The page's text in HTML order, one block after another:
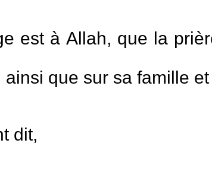
est à Allah, que la
que sur sa famille
dit,